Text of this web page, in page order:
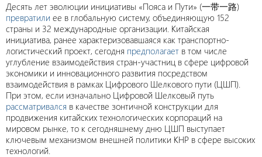
Десять лет эволюции инициативы «Пояса и Пути» (一带一路)
превратили ее в глобальную систему, объединяющую 152
страны и 32 международные организации. Китайская
инициатива, ранее характеризовавшаяся как транспортно-
логистический проект, сегодня предполагает в том числе
углубление взаимодействия стран-участниц в сфере цифровой
экономики и инновационного развития посредством
взаимодействия в рамках Цифрового Шелкового пути (ЦШП).
При этом, если изначально Цифровой Шелковый путь
рассматривался в качестве зонтичной конструкции для
продвижения китайских технологических корпораций на
мировом рынке, то к сегодняшнему дню ЦШП выступает
ключевым механизмом внешней политики КНР в сфере высоких
технологий.